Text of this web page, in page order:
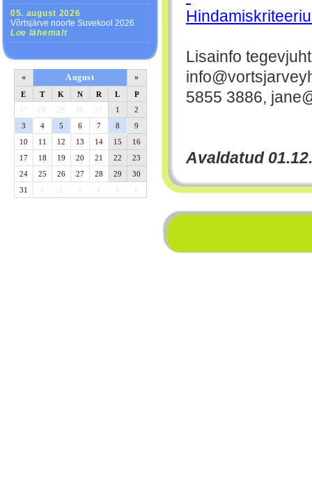
05. august 2026
Võrtsjärve noorte Suvekool 2026
Loe lähemalt
« August »
E T K N R L
P
27
28 29 30 31 1
2
3
4 5 6 7 8
9
10
11 12 13 14 15
16
17
18 19 20 21 22
23
24
25 26 27 28 29
30
31
1 3 4 5 6
Lisainfo
5855 3886,
Avaldatud